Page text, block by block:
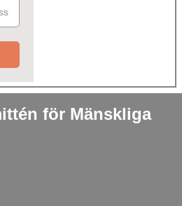
för Mänskliga